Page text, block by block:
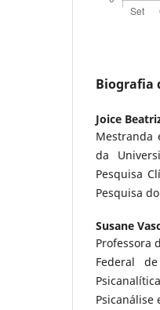
Biografia
Joice
Mestranda
da
Pesquisa
Pesquisa
Susane
Professora
Federal
Psicanálise